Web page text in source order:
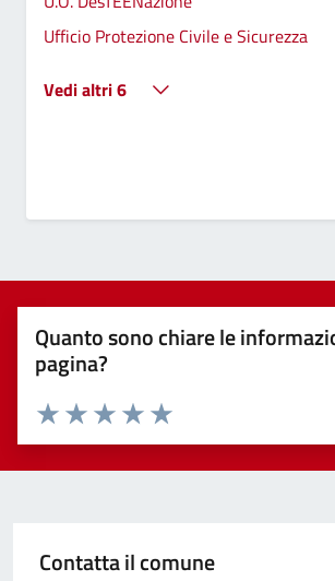
Ufficio Protezione Civile e Sicurezza
Vedi altri 6
Quanto sono chiare le
pagina?
Valuta 5 stelle su 5
Valuta 4 stelle su 5
Valuta 3 stelle su 5
Valuta 2 stelle su 5
Valuta 1 stelle su 5
Contatta il comune